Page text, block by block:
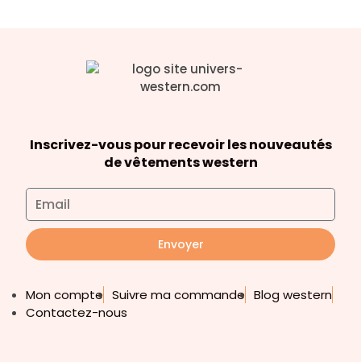
Inscrivez-vous pour recevoir les nouveautés
de vêtements western
Envoyer
Mon compte Suivre ma commande Blog western
Contactez-nous